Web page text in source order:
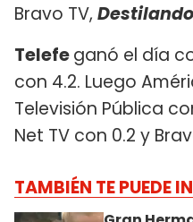
Bravo TV,
Telefeganó el día
con 4.2. Luego
Televisión Pública
Net TV con 0.2 y
TAMBIÉN TE PUEDE